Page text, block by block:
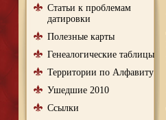
Статьи к проблемам
датировки
Полезные карты
Генеалогические таблицы
Территории по Алфавиту
Ушедшие 2010
Ссылки